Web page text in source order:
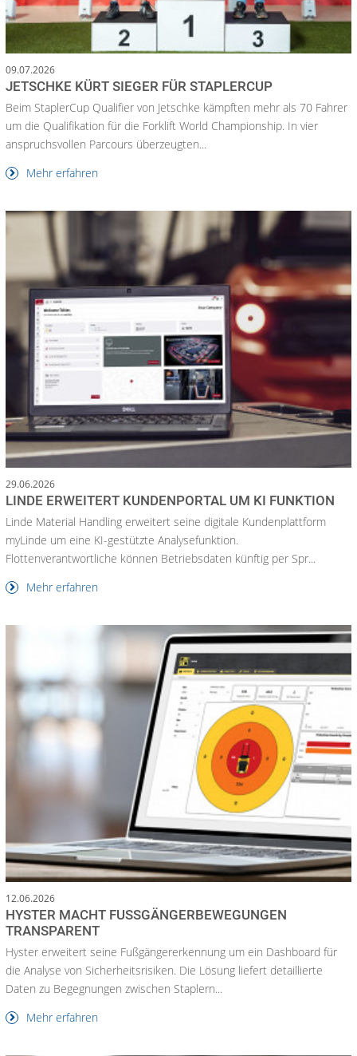
09.07.2026
JETSCHKE KÜRT SIEGER FÜR STAPLERCUP
Beim StaplerCup Qualifier von Jetschke kämpften mehr als 70 Fahrer
um die Qualifikation für die Forklift World Championship. In vier
anspruchsvollen Parcours überzeugten...
Mehr erfahren
29.06.2026
LINDE ERWEITERT KUNDENPORTAL UM KI FUNKTION
Linde Material Handling erweitert seine digitale Kundenplattform
myLinde um eine KI-gestützte Analysefunktion.
Flottenverantwortliche können Betriebsdaten künftig per Spr...
Mehr erfahren
12.06.2026
HYSTER MACHT FUSSGÄNGERBEWEGUNGEN T
RANSPARENT
Hyster erweitert seine Fußgängererkennung um ein Dashboard für
die Analyse von Sicherheitsrisiken. Die Lösung liefert detaillierte
Daten zu Begegnungen zwischen Staplern...
Mehr erfahren